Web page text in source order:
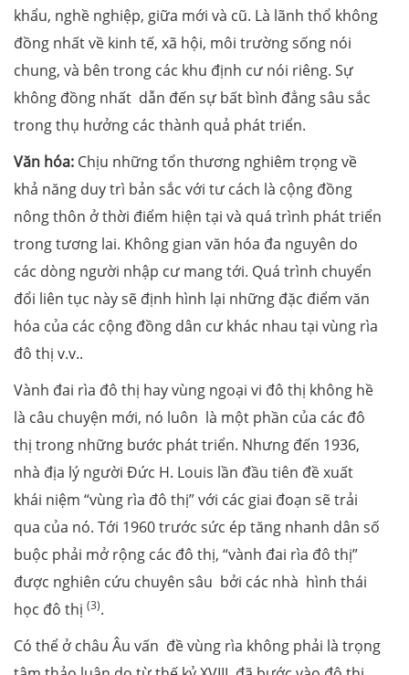
khẩu, nghề nghiệp, giữa mới và cũ. Là lãnh thổ không
đồng nhất về kinh tế, xã hội, môi trường sống nói
chung, và bên trong các khu định cư nói riêng. Sự
không đồng nhất dẫn đến sự bất bình đẳng sâu sắc
trong thụ hưởng các thành quả phát triển.
Văn hóa: Chịu những tổn thương nghiêm trọng về
khả năng duy trì bản sắc với tư cách là cộng đồng
nông thôn ở thời điểm hiện tại và quá trình phát triển
trong tương lai. Không gian văn hóa đa nguyên do
các dòng người nhập cư mang tới. Quá trình chuyển
đổi liên tục này sẽ định hình lại những đặc điểm văn
hóa của các cộng đồng dân cư khác nhau tại vùng rìa
đô thị v.v..
Vành đai rìa đô thị hay vùng ngoại vi đô thị không hề
là câu chuyện mới, nó luôn là một phần của các đô
thị trong những bước phát triển. Nhưng đến 1936,
nhà địa lý người Đức H. Louis lần đầu tiên đề xuất
khái niệm “vùng rìa đô thị” với các giai đoạn sẽ trải
qua của nó. Tới 1960 trước sức ép tăng nhanh dân số
buộc phải mở rộng các đô thị, “vành đai rìa đô thị”
được nghiên cứu chuyên sâu bởi các nhà hình thái
học đô thị (3).
Có thể ở châu Âu vấn đề vùng rìa không phải là trọng